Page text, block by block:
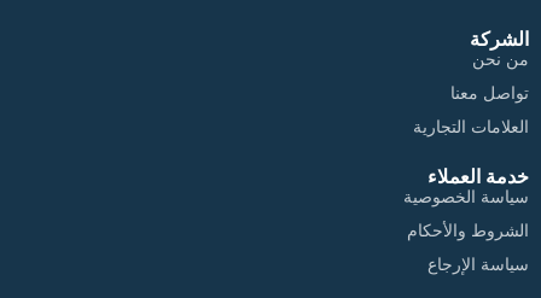
الشركة
من نحن
تواصل معنا
العلامات التجارية
خدمة العملاء
سياسة الخصوصية
الشروط والأحكام
سياسة الإرجاع